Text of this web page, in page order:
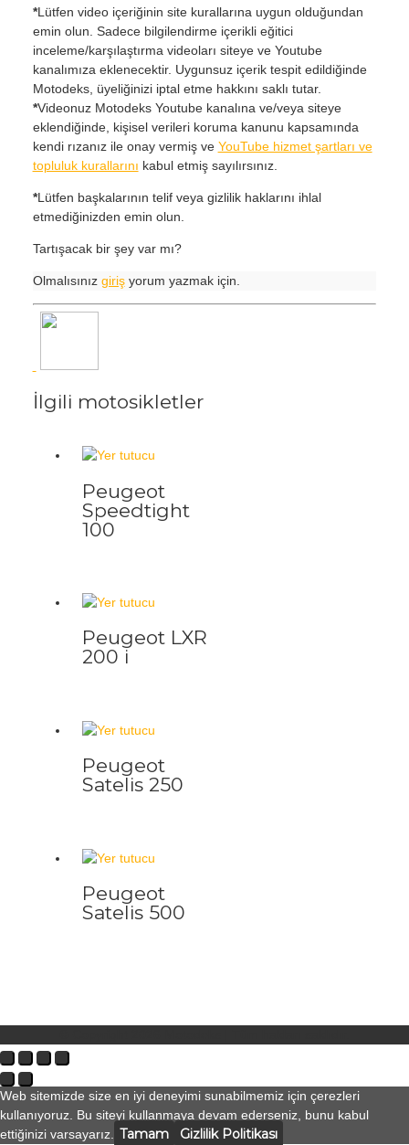
*Lütfen video içeriğinin site kurallarına uygun olduğundan
emin olun. Sadece bilgilendirme içerikli eğitici
inceleme/karşılaştırma videoları siteye ve Youtube
kanalımıza eklenecektir. Uygunsuz içerik tespit edildiğinde
Motodeks, üyeliğinizi iptal etme hakkını saklı tutar.
*Videonuz Motodeks Youtube kanalına ve/veya siteye
eklendiğinde, kişisel verileri koruma kanunu kapsamında
kendi rızanız ile onay vermiş ve YouTube hizmet şartları ve
topluluk kurallarını kabul etmiş sayılırsınız.
*Lütfen başkalarının telif veya gizlilik haklarını ihlal
etmediğinizden emin olun.
Tartışacak bir şey var mı?
Olmalısınız girişyorum yazmak için.
İlgili motosikletler
Peugeot
Speedtight
100
Peugeot LXR
200 i
Peugeot
Satelis 250
Peugeot
Satelis 500
Web sitemizde size en iyi deneyimi sunabilmemiz için çerezleri
kullanıyoruz. Bu siteyi kullanmaya devam ederseniz, bunu kabul
ettiğinizi varsayarız.
Tamam Gizlilik Politikası